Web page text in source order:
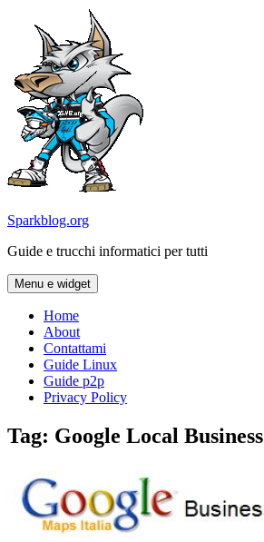
contenuto
Sparkblog.org
Guide e trucchi informatici per tutti
Menu e widget
Home
About
Contattami
Guide Linux
Guide p2p
Privacy Policy
Tag: Google Local Business